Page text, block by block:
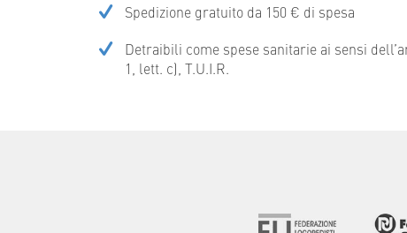
Spedizione gratuito da 150 € di spesa
Detraibili come spese sanitarie ai sensi
1, lett. c), T.U.I.R.